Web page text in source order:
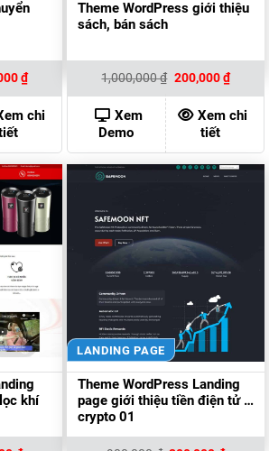
₫.
₫Giá
hiện
tại
là:
200,000 ₫.
chi
Theme WordPress giới thiệu
sách, bán sách
1,000,000₫ Giá
là:
1,000,000 ₫.
200,000₫Giá
hiện
tại
là:
Xem
Demo
Xem chi
tiết
khí
LANDING PAGE
Theme WordPress Landing
page giới thiệu tiền điện tử –
crypto 01